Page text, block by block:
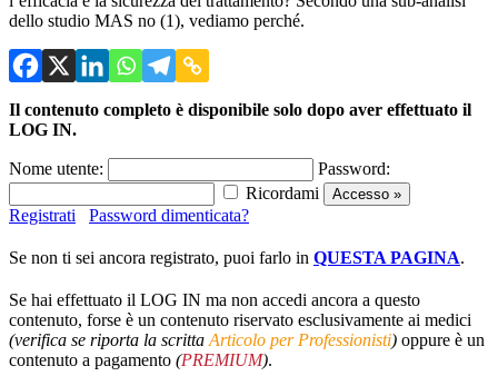
dello studio MAS no (1), vediamo perché.
Il contenuto completo è disponibile solo dopo aver effettuato il
LOG IN.
Nome utente:
Password:
Ricordami
Registrati
Password dimenticata?
Se non ti sei ancora registrato, puoi farlo in QUESTA PAGINA.
Se hai effettuato il LOG IN ma non accedi ancora a questo
contenuto, forse è un contenuto riservato esclusivamente ai medici
(verifica se riporta la scritta Articolo per Professionisti) oppure è un
contenuto a pagamento (PREMIUM).